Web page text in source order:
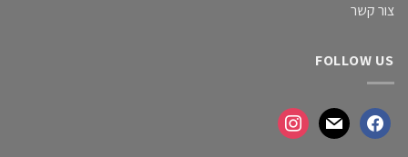
צור קשר
FOLLOW US